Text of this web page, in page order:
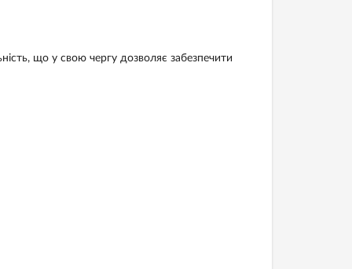
що у свою чергу дозволяє забезпечити